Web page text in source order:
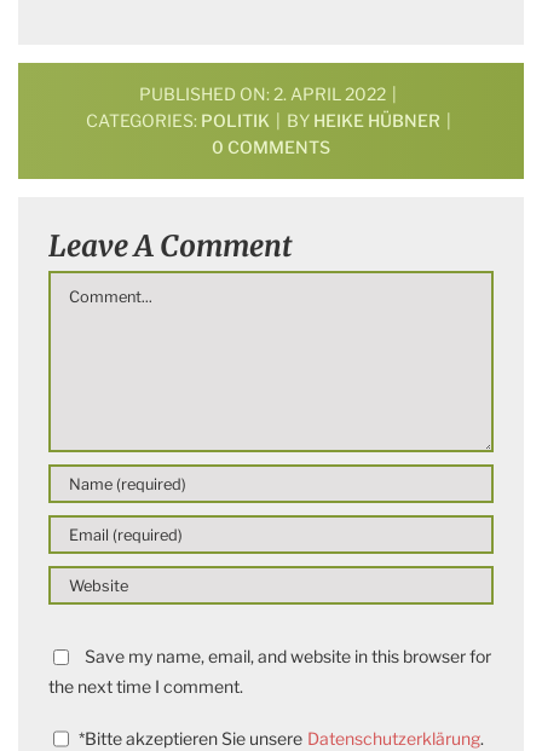
PUBLISHED ON: 2. APRIL 2022
CATEGORIES: POLITIK BY HEIKE HÜBNER
0 COMMENTSON
DIGIWELT
Leave A Comment
Save my name, email, and website in this browser for
the next time I comment.
*Bitte akzeptieren Sie unsere Datenschutzerklärung.